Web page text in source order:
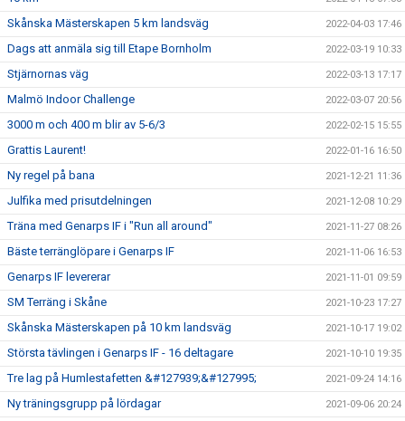
Skånska Mästerskapen 5 km landsväg 2022-04-03 17:46
Dags att anmäla sig till Etape Bornholm 2022-03-19 10:33
Stjärnornas väg 2022-03-13 17:17
Malmö Indoor Challenge 2022-03-07 20:56
3000 m och 400 m blir av 5-6/3 2022-02-15 15:55
Grattis Laurent! 2022-01-16 16:50
Ny regel på bana 2021-12-21 11:36
Julfika med prisutdelningen 2021-12-08 10:29
Träna med Genarps IF i "Run all around" 2021-11-27 08:26
Bäste terränglöpare i Genarps IF 2021-11-06 16:53
Genarps IF levererar 2021-11-01 09:59
SM Terräng i Skåne 2021-10-23 17:27
Skånska Mästerskapen på 10 km landsväg 2021-10-17 19:02
Största tävlingen i Genarps IF - 16 deltagare 2021-10-10 19:35
Tre lag på Humlestafetten &#127939;&#127995; 2021-09-24 14:16
Ny träningsgrupp på lördagar 2021-09-06 20:24